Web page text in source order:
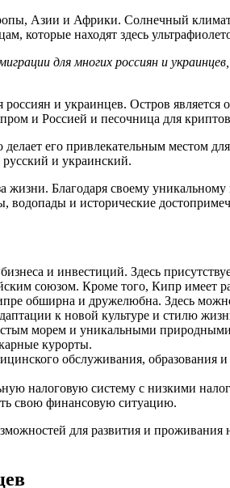
Азии и Африки. Солнечный
которые находят здесь
для многих россиян и
и украинцев. Остров
и Россией и песочница для
делает его привлекательным
и украинский.
жизни. Благодаря своему
и исторические
и инвестиций. Здесь
союзом. Кроме того, Кипр имеет
обширна и дружелюбна. Здесь
к новой культуре и стилю
морем и уникальными природными
курорты.
обслуживания, образования
налоговую систему с низкими
свою финансовую ситуацию.
для развития и